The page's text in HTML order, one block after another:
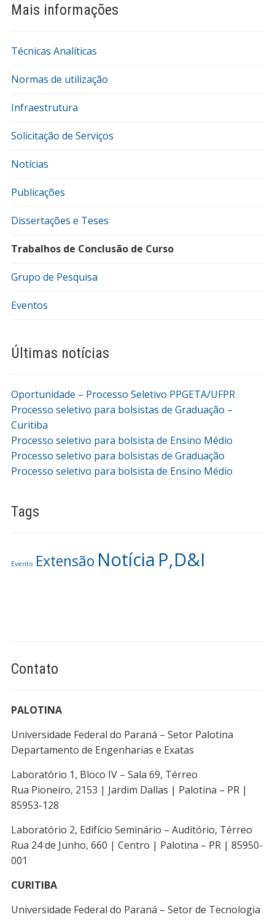
Mais informações
Técnicas Analíticas
Normas de utilização
Infraestrutura
Solicitação de Serviços
Notícias
Publicações
Dissertações e Teses
Trabalhos de Conclusão de Curso
Grupo de Pesquisa
Eventos
Últimas notícias
Oportunidade – Processo Seletivo PPGETA/UFPR
Processo seletivo para bolsistas de Graduação –
Curitiba
Processo seletivo para bolsista de Ensino Médio
Processo seletivo para bolsistas de Graduação
Processo seletivo para bolsista de Ensino Médio
Tags
Evento Extensão Notícia P,D&I
Contato
PALOTINA
Universidade Federal do Paraná – Setor Palotina
Departamento de Engenharias e Exatas
Laboratório 1, Bloco IV – Sala 69, Térreo
Rua Pioneiro, 2153 | Jardim Dallas | Palotina – PR |
85953-128
Laboratório 2, Edifício Seminário – Auditório, Térreo
Rua 24 de Junho, 660 | Centro | Palotina – PR | 85950-
001
CURITIBA
Universidade Federal do Paraná – Setor de Tecnologia